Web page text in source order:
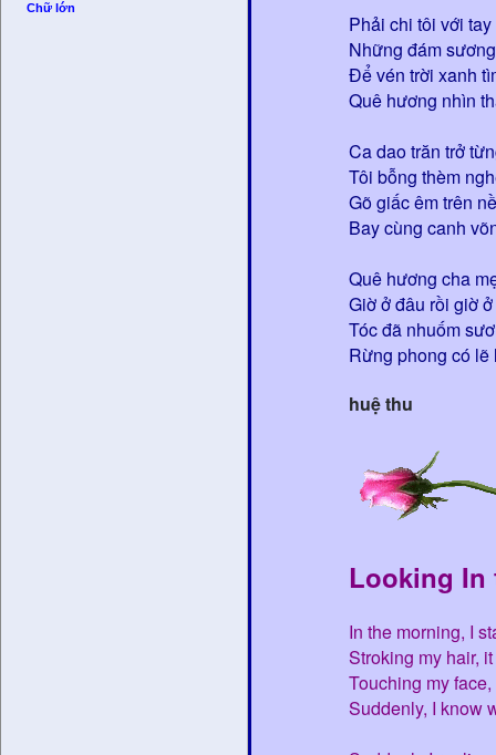
Chữ lớn
Phải chi tôi với
Những đám
Ðể vén trời xanh
Quê hương nhìn
Ca dao trăn trở
Tôi bỗng thèm
Gõ giấc êm trên
Bay cùng canh
Quê hương cha
Giờ ở đâu rồi giờ
Tóc đã nhuốm
Rừng phong có lẽ
huệ thu
Looking In
In the morning, I
Stroking my hair,
Touching my
Suddenly, I know